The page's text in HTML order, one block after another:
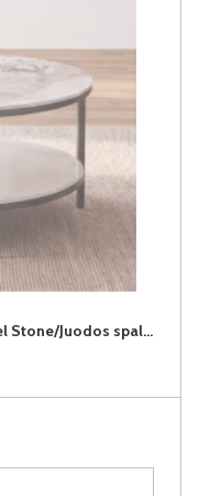
HOLBORN apvalus staliukas (Chanel Stone/Juodos spalvos kojos)